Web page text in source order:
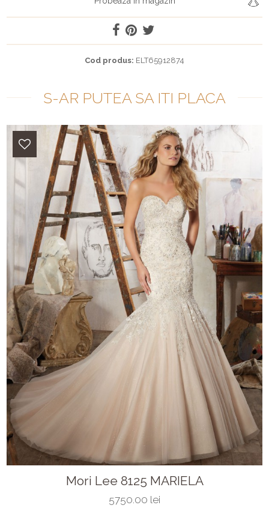
Cod produs: ELT65912874
S-AR PUTEA SA ITI PLACA
Mori Lee 8125 MARIELA
5750.00 lei